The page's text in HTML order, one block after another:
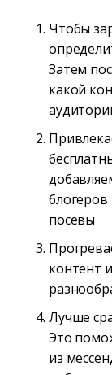
Чтобы
Затем
какой
посевы
контент
Лучше
Это
из